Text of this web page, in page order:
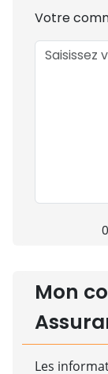
Votre
0
Mon
Les